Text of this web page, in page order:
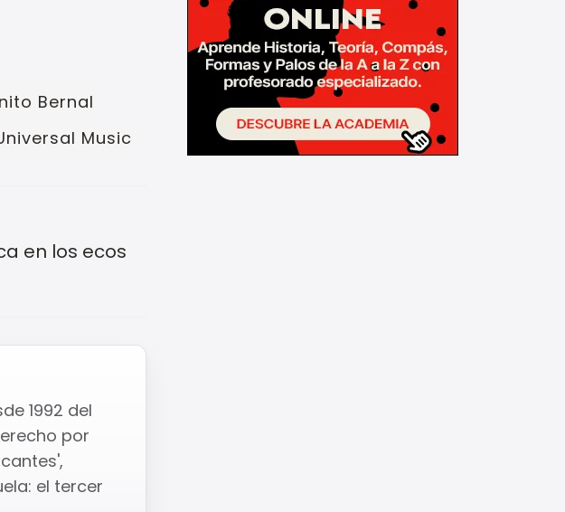
Bernal
Music
en los ecos
1992 del
por
el tercer